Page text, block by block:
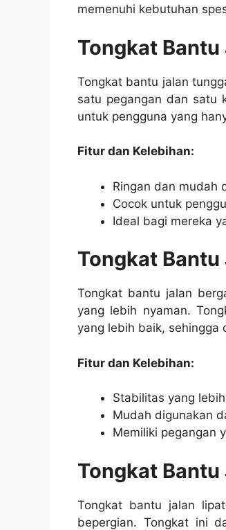
memenuhi kebutuhan
Tongkat
Tongkat bantu jalan
satu pegangan dan satu
untuk pengguna yang
Fitur dan Kelebihan:
Ringan dan mudah
Cocok untuk
Ideal bagi mereka
Tongkat
Tongkat bantu jalan
yang lebih nyaman.
yang lebih baik, sehingga
Fitur dan Kelebihan:
Stabilitas yang
Mudah digunakan
Memiliki pegangan
Tongkat
Tongkat bantu jalan
bepergian. Tongkat ini